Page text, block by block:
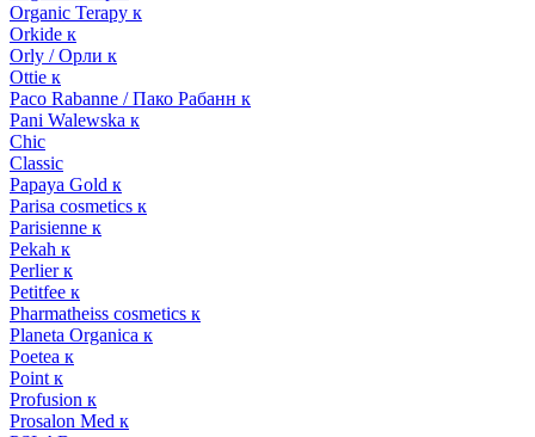
Organic Terapy к
Orkide к
Orly / Орли к
Ottie к
Paco Rabanne / Пако Рабанн к
Pani Walewska к
Chic
Classic
Papaya Gold к
Parisa cosmetics к
Parisienne к
Pekah к
Perlier к
Petitfee к
Pharmatheiss cosmetics к
Planeta Organica к
Poetea к
Point к
Profusion к
Prosalon Med к